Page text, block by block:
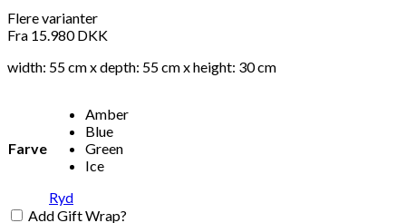
Flere varianter
Fra 15.980DKK
width: 55 cm x depth: 55 cm x height: 30 cm
Farve
Amber
Blue
Green
Ice
Ryd
Add Gift Wrap?